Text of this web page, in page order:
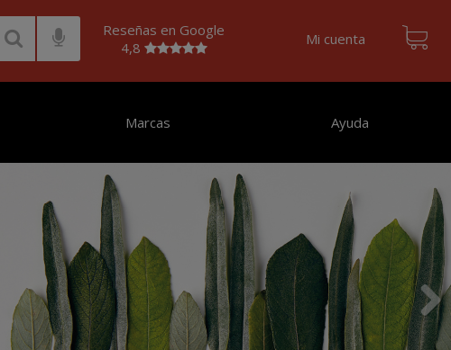
Reseñas en Google
4,8
Mi cuenta
Marcas Ayuda